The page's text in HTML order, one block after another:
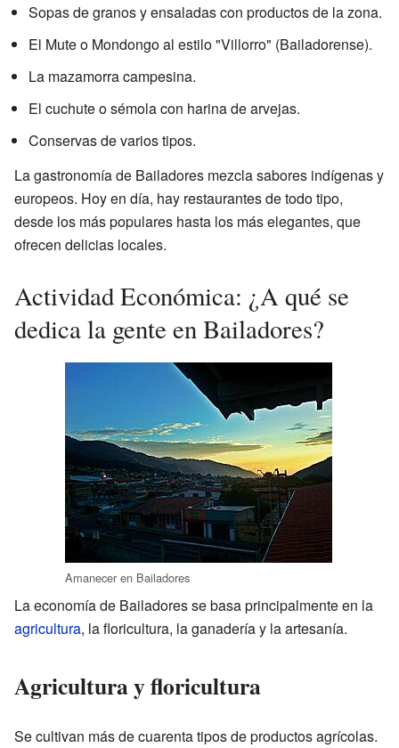
Sopas de granos y ensaladas con productos de la zona.
El Mute o Mondongo al estilo "Villorro" (Bailadorense).
La mazamorra campesina.
El cuchute o sémola con harina de arvejas.
Conservas de varios tipos.
La gastronomía de Bailadores mezcla sabores indígenas y
europeos. Hoy en día, hay restaurantes de todo tipo,
desde los más populares hasta los más elegantes, que
ofrecen delicias locales.
Actividad Económica: ¿A qué se
dedica la gente en Bailadores?
Amanecer en Bailadores
La economía de Bailadores se basa principalmente en la
agricultura, la floricultura, la ganadería y la artesanía.
Agricultura y floricultura
Se cultivan más de cuarenta tipos de productos agrícolas.